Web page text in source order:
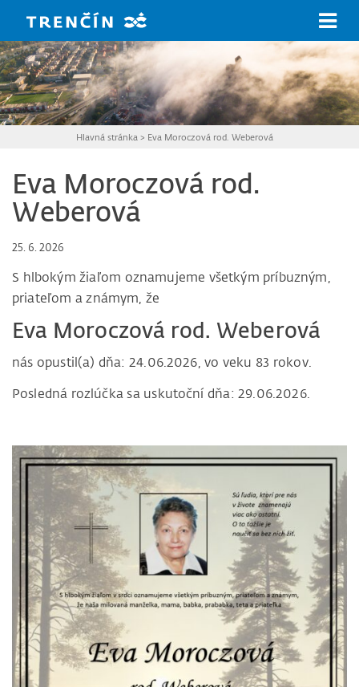
Hlavná stránka > Eva Moroczová rod. Weberová
Eva Moroczová rod.
Weberová
25. 6. 2026
S hlbokým žiaľom oznamujeme všetkým príbuzným,
priateľom a známym, že
Eva Moroczová rod. Weberová
nás opustil(a) dňa: 24.06.2026, vo veku 83 rokov.
Posledná rozlúčka sa uskutoční dňa: 29.06.2026.